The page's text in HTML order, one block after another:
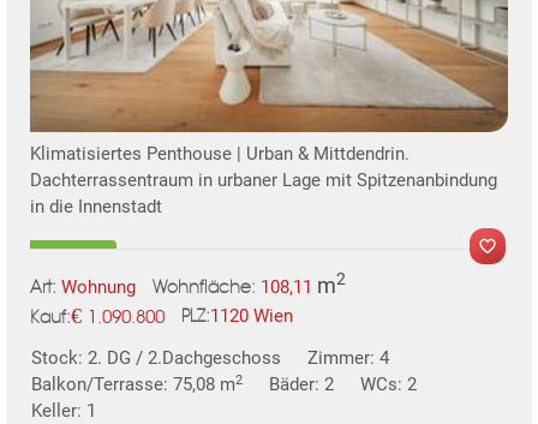
Klimatisiertes Penthouse | Urban & Mittdendrin.
Dachterrassentraum in urbaner Lage mit Spitzenanbindung
in die Innenstadt
Art: Wohnung Wohnfläche: 108,11 m2
Kauf:€ 1.090.800 PLZ:1120 Wien
Stock: 2. DG / 2.Dachgeschoss
Zimmer: 4
Balkon/Terrasse: 75,08 m2 Bäder: 2
WCs: 2
Keller: 1